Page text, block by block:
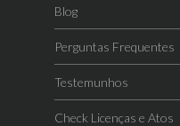
Blog
Perguntas Frequentes
Testemunhos
Check Licenças e Atos